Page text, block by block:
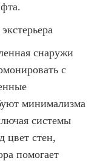
снаружи
с
минимализма
системы
цвет стен,
помогает